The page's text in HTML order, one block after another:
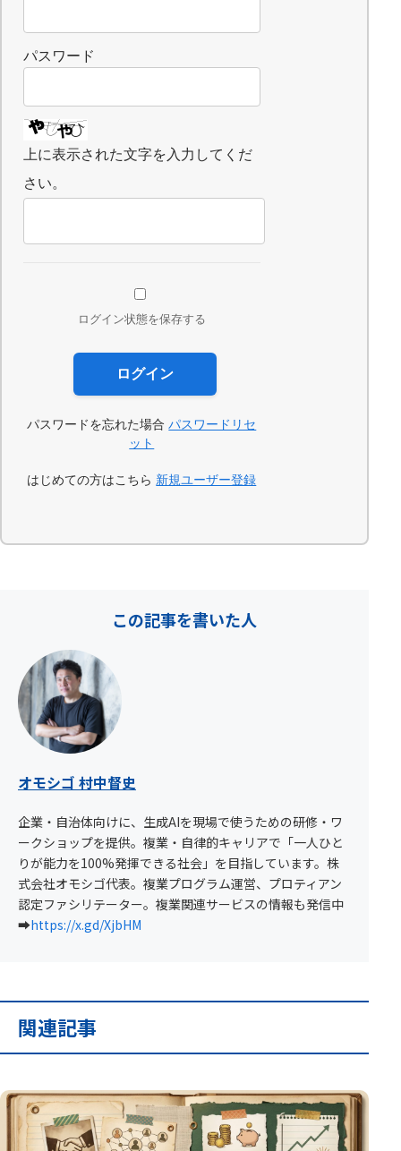
パスワード
上に表示された文字を入力してくだ
さい。
ログイン状態を保存する
パスワードを忘れた場合パスワードリセ
ット
はじめての方はこちら 新規ユーザー登録
この記事を書いた人
オモシゴ 村中督史
企業・自治体向けに、生成AIを現場で使うための研修・ワ
ークショップを提供。複業・自律的キャリアで「一人ひと
りが能力を100%発揮できる社会」を目指しています。株
式会社オモシゴ代表。複業プログラム運営、プロティアン
認定ファシリテーター。複業関連サービスの情報も発信中
➡︎https://x.gd/XjbHM
関連記事